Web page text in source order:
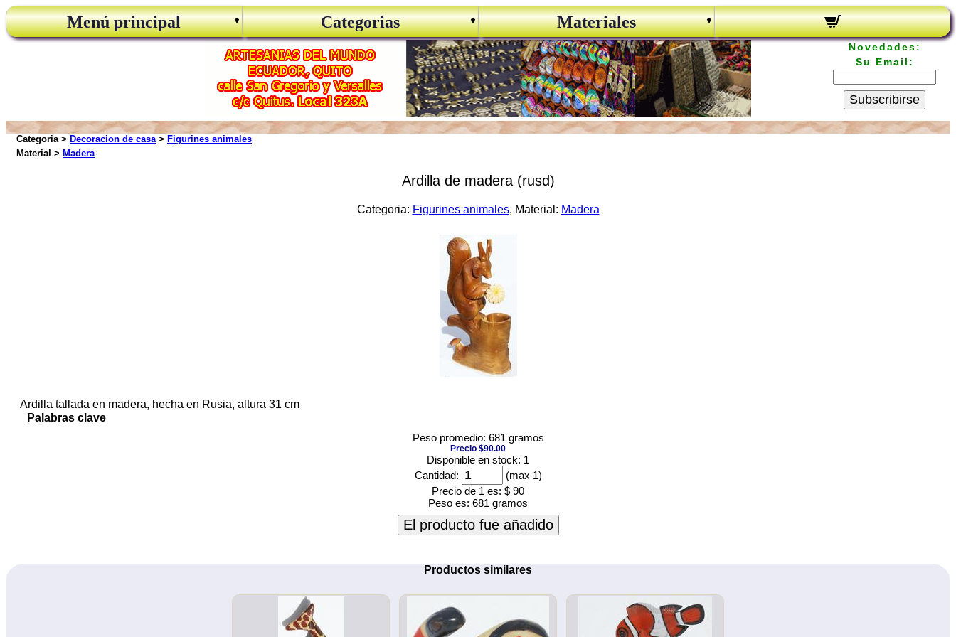
Menú principal Categorias Materiales
Novedades:
Su Email:
Subscribirse
Categoria > Decoracion de casa> Figurines animales
Material > Madera
Ardilla de madera (rusd)
Categoria: Figurines animales, Material: Madera
Ardilla tallada en madera, hecha en Rusia, altura 31 cm
Palabras clave
Peso promedio: 681 gramos
Precio $90.00
Disponible en stock: 1
Cantidad:
(max 1)
Precio de 1 es: $ 90
Peso es: 681 gramos
El producto fue añadido
Productos similares